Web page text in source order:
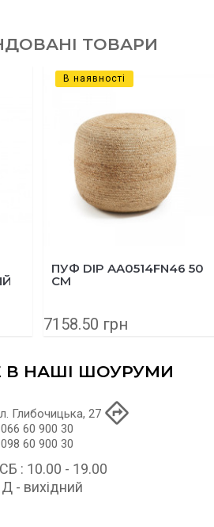
ТОВАРИ
В наявності
ПУФ DIP AA0514FN46 50
СМ
7158.50 грн
В НАШІ ШОУРУМИ
Глибочицька, 27
066 60 900 30
098 60 900 30
: 10.00 - 19.00
- вихідний